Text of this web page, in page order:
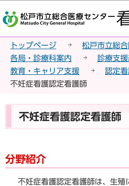
の
で
トップページ
松戸市立総
各局・診療科案内
診療支援
教育・キャリア支援
認定
不妊症看護認定看護師
か
不妊症看護認定看護師
分野紹介
不妊症看護認定看護師は、生殖